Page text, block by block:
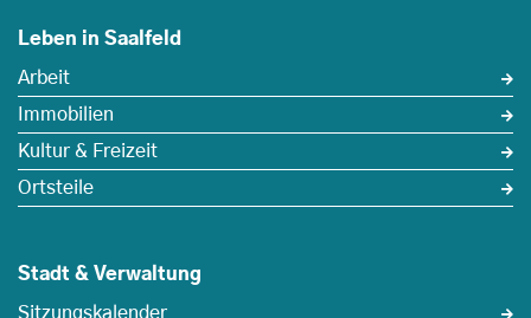
Leben in Saalfeld
Arbeit
Immobilien
Kultur & Freizeit
Ortsteile
Stadt & Verwaltung
Sitzungskalender